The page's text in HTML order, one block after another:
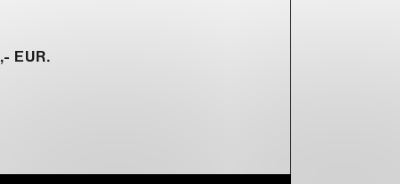
EUR.